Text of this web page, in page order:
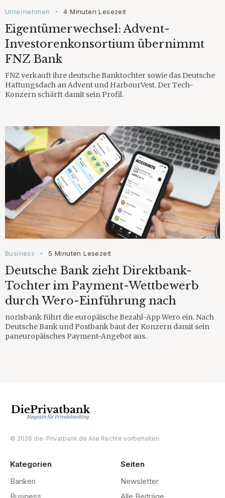
Unternehmen • 4 Minuten Lesezeit
Eigentümerwechsel: Advent-
Investorenkonsortium übernimmt
FNZ Bank
FNZ verkauft ihre deutsche Banktochter sowie das Deutsche
Haftungsdach an Advent und HarbourVest. Der Tech-
Konzern schärft damit sein Profil.
Business • 5 Minuten Lesezeit
Deutsche Bank zieht Direktbank-
Tochter im Payment-Wettbewerb
durch Wero-Einführung nach
norisbank führt die europäische Bezahl-App Wero ein. Nach
Deutsche Bank und Postbank baut der Konzern damit sein
paneuropäisches Payment-Angebot aus.
© 2026 die-Privatbank.de Alle Rechte vorbehalten.
Kategorien
Banken
Seiten
Newsletter